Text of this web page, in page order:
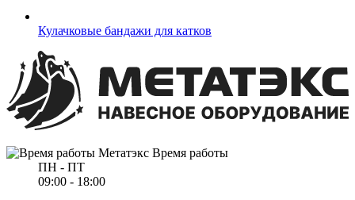
Кулачковые бандажи для катков
Время работы
ПН - ПТ
09:00 - 18:00